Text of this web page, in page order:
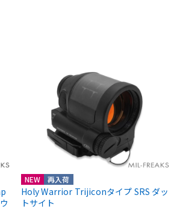
NEW 再入荷
Holy Warrior Trijiconタイプ SRS ダッ
トサイト